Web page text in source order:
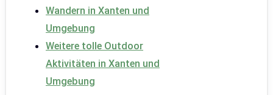
Wandern in Xanten und
Umgebung
Weitere tolle Outdoor
Aktivitäten in Xanten und
Umgebung